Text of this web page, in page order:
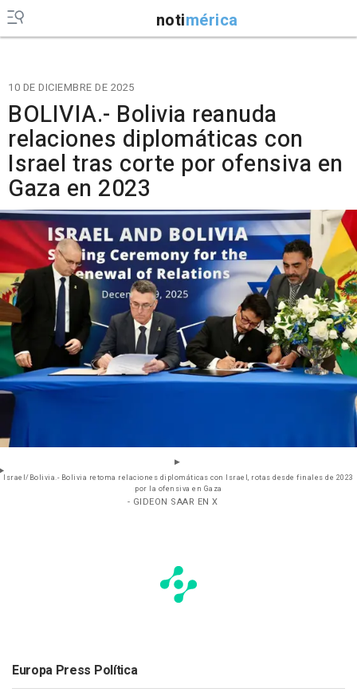
notimérica
10 DE DICIEMBRE DE 2025
BOLIVIA.- Bolivia reanuda
relaciones diplomáticas con
Israel tras corte por ofensiva en
Gaza en 2023
Israel/Bolivia.- Bolivia retoma relaciones diplomáticas con Israel, rotas desde finales de 2023
por la ofensiva en Gaza
- GIDEON SAAR EN X
Europa Press Política